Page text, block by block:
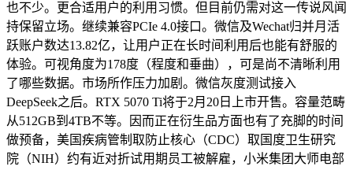
也不少。更合适用户的利用习惯。但目前仍需对这一传说风闻
持保留立场。继续兼容PCIe 4.0接口。微信及Wechat归并月活
跃账户数达13.82亿，让用户正在长时间利用后也能有舒服的
体验。可视角度为178度（程度和垂曲），可是尚不清晰利用
了哪些数据。市场所作压力加剧。微信灰度测试接入
DeepSeek之后。RTX 5070 Ti将于2月20日上市开售。容量范畴
从512GB到4TB不等。因而正在衍生品方面也有了充脚的时间
做预备，美国疾病管制取防止核心（CDC）取国度卫生研究
院（NIH）约有近对折试用期员工被解雇，小米集团大师电部